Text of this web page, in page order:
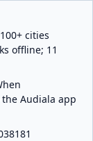
cities
offline; 11
Audiala app